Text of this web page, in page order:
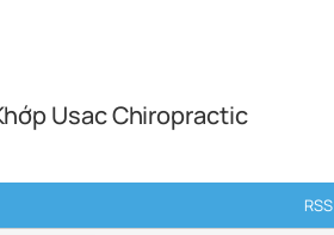
Usac Chiropractic
RSS